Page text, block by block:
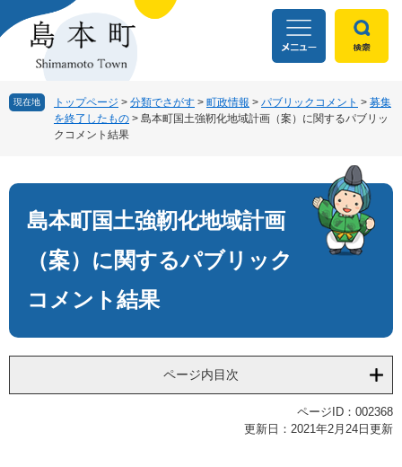
ー
ニ
現在地 トップページ > 分類でさがす > 町政情報 > パブリックコメント > 募集
を終了したもの > 島本町国土強靭化地域計画（案）に関するパブリッ
クコメント結果
文
島本町国土強靭化地域計画
（案）に関するパブリック
コメント結果
ページ内目次
ページID：002368
更新日：2021年2月24日更新